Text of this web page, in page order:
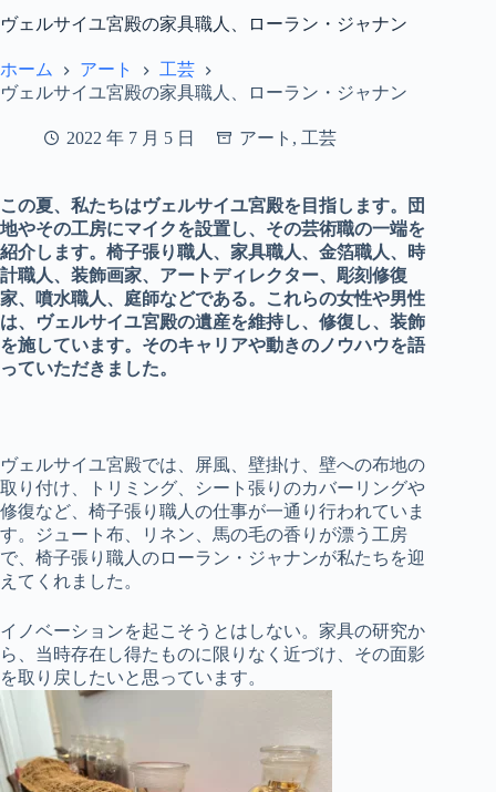
ヴェルサイユ宮殿の家具職人、ローラン・ジャナン
ホーム アート
工芸
ヴェルサイユ宮殿の家具職人、ローラン・ジャナン
2022 年 7 月 5 日 アート , 工芸
この夏、私たちはヴェルサイユ宮殿を目指します。団
地やその工房にマイクを設置し、その芸術職の一端を
紹介します。椅子張り職人、家具職人、金箔職人、時
計職人、装飾画家、アートディレクター、彫刻修復
家、噴水職人、庭師などである。これらの女性や男性
は、ヴェルサイユ宮殿の遺産を維持し、修復し、装飾
を施しています。そのキャリアや動きのノウハウを語
っていただきました。
ヴェルサイユ宮殿では、屏風、壁掛け、壁への布地の
取り付け、トリミング、シート張りのカバーリングや
修復など、椅子張り職人の仕事が一通り行われていま
す。ジュート布、リネン、馬の毛の香りが漂う工房
で、椅子張り職人のローラン・ジャナンが私たちを迎
えてくれました。
イノベーションを起こそうとはしない。家具の研究か
ら、当時存在し得たものに限りなく近づけ、その面影
を取り戻したいと思っています。